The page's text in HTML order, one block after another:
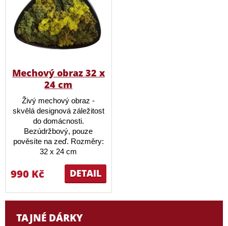
Mechový obraz 32 x
24 cm
Živý mechový obraz -
skvělá designová záležitost
do domácnosti.
Bezúdržbový, pouze
pověsíte na zeď. Rozměry:
32 x 24 cm
DETAIL
990 Kč
TAJNÉ DÁRKY